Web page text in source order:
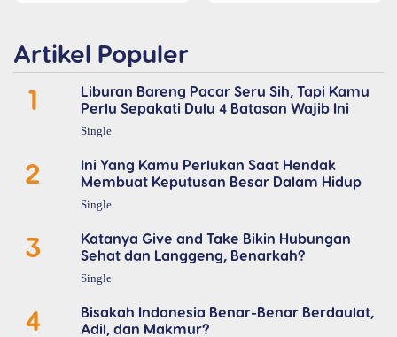
Artikel Populer
1
Liburan Bareng Pacar Seru Sih, Tapi Kamu
Perlu Sepakati Dulu 4 Batasan Wajib Ini
Single
2
Ini Yang Kamu Perlukan Saat Hendak
Membuat Keputusan Besar Dalam Hidup
Single
3
Katanya Give and Take Bikin Hubungan
Sehat dan Langgeng, Benarkah?
Single
4
Bisakah Indonesia Benar-Benar Berdaulat,
Adil, dan Makmur?